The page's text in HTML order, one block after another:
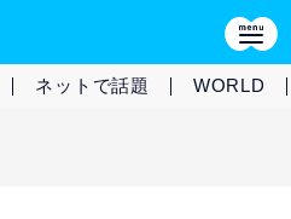
ネットで話題 WORLD